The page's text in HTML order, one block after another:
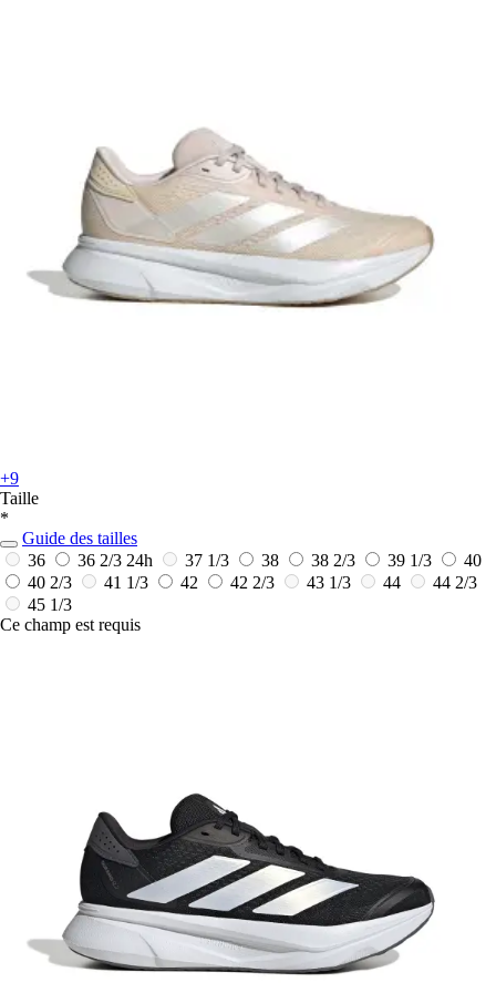
+9
Taille
*
Guide des tailles
36
36 2/3 24h 37 1/3 38 38 2/3 39 1/3
40
40 2/3
41 1/3 42 42 2/3 43 1/3 44
44 2/3
45 1/3
Ce champ est requis